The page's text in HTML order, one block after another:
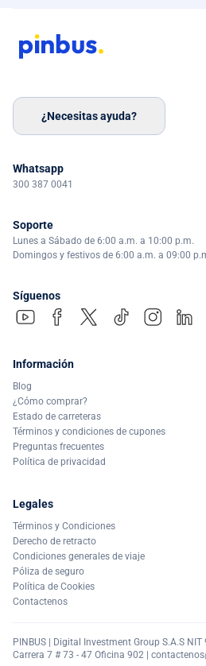
¿Necesitas ayuda?
Whatsapp
300 387 0041
Soporte
Lunes a Sábado de 6:00 a.m. a 10:00 p.m.
Domingos y festivos de 6:00 a.m. a 09:00
Síguenos
Información
Blog
¿Cómo comprar?
Estado de carreteras
Términos y condiciones de cupones
Preguntas frecuentes
Política de privacidad
Legales
Términos y Condiciones
Derecho de retracto
Condiciones generales de viaje
Póliza de seguro
Política de Cookies
Contactenos
PINBUS | Digital Investment Group S.A.S
Carrera 7 # 73 - 47 Oficina 902 |